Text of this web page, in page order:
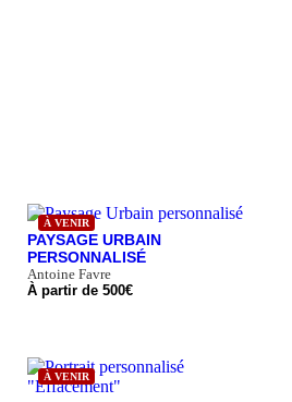
À VENIR
PAYSAGE URBAIN
PERSONNALISÉ
Antoine Favre
À partir de 500€
À VENIR